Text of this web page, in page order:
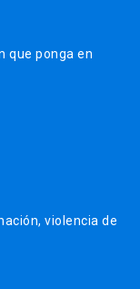
que ponga en
violencia de